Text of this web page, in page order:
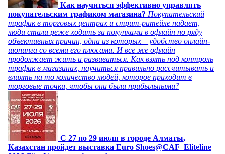
Как научиться эффективно управлять
покупательским трафиком магазина? Покупательский
трафик в торговых центрах и стрит-ритейле падает,
люди стали реже ходить за покупками в офлайн по ряду
объективных причин, одна из которых – удобство онлайн-
шопинга со всеми его плюсами. И все же офлайн
продолжает жить и развиваться. Как взять под контроль
трафик в магазинах, научиться правильно рассчитывать и
влиять на то количество людей, которое приходит в
торговые точки, чтобы они были прибыльными?
C 27 по 29 июля в городе Алматы,
Казахстан пройдет выставка Euro Shoes@CAF_Eliteline